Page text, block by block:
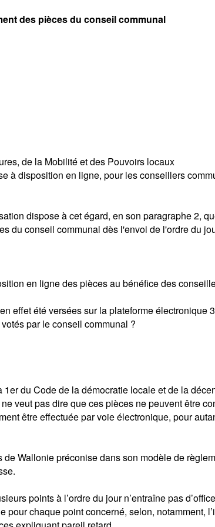
des pièces du conseil communal
de la Mobilité et des Pouvoirs locaux
à disposition en ligne, pour les conseillers
dispose à cet égard, en son paragraphe 2,
du conseil communal dès l'envoi de l'ordre du
en ligne des pièces au bénéfice des
effet été versées sur la plateforme
par le conseil communal ?
du Code de la démocratie locale et de la
veut pas dire que ces pièces ne peuvent être
être effectuée par voie électronique, pour
Wallonie préconise dans son modèle de
points à l’ordre du jour n’entraîne pas
chaque point concerné, selon, notamment,